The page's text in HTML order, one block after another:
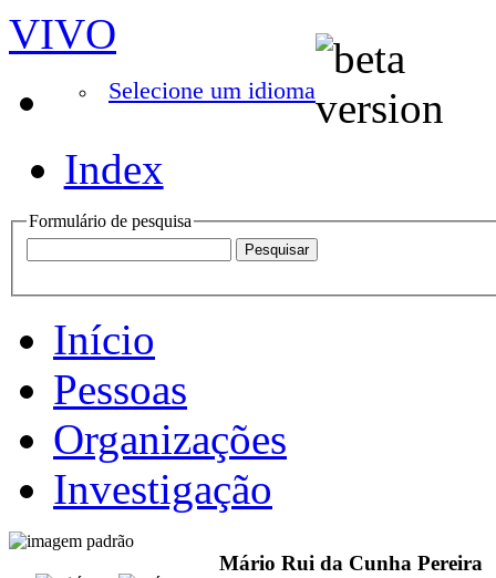
VIVO
Selecione um idioma
Index
Formulário de pesquisa
Início
Pessoas
Organizações
Investigação
Mário Rui da Cunha Pereira